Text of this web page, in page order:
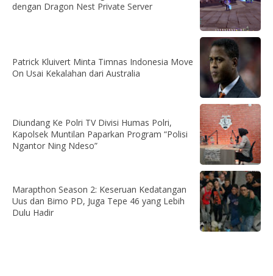
dengan Dragon Nest Private Server
Patrick Kluivert Minta Timnas Indonesia Move
On Usai Kekalahan dari Australia
Diundang Ke Polri TV Divisi Humas Polri,
Kapolsek Muntilan Paparkan Program “Polisi
Ngantor Ning Ndeso”
Marapthon Season 2: Keseruan Kedatangan
Uus dan Bimo PD, Juga Tepe 46 yang Lebih
Dulu Hadir